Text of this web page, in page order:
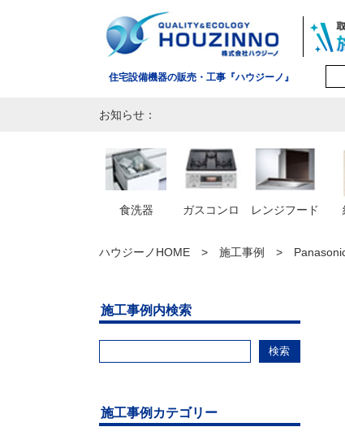
住宅設備機器の販売・工事『ハウジーノ』
お知らせ：
食洗器 ガスコンロ レンジフード
ハウジーノHOME 施工事例
施工事例内検索
検索
施工事例カテゴリー